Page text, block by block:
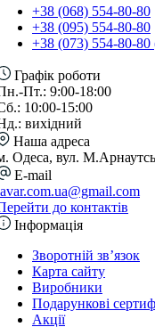
+38 (068) 554-80-80
+38 (095) 554-80-80
+38 (073) 554-80-
Графік роботи
Пт.: 9:00-18:00
10:00-15:00
вихідний
Наша адреса
Одеса, вул.
E-mail
до контактів
Інформація
Зворотній зв’язок
Карта сайту
Виробники
Подарункові
Акції